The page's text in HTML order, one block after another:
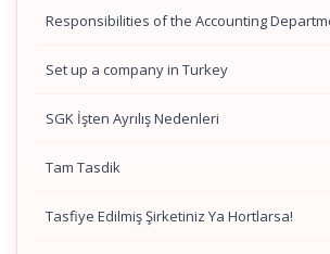
Responsibilities of the Accounting
Set up a company in Turkey
SGK İşten Ayrılış Nedenleri
Tam Tasdik
Tasfiye Edilmiş Şirketiniz Ya Hortlarsa!